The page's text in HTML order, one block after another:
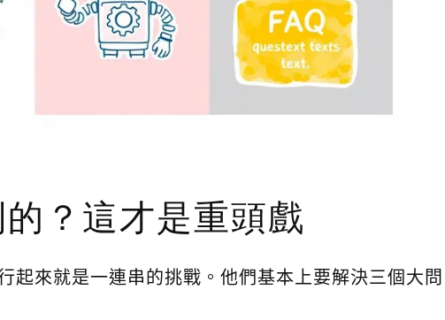
？這才是重頭戲
起來就是一連串的挑戰。他們基本上要解決三個大問